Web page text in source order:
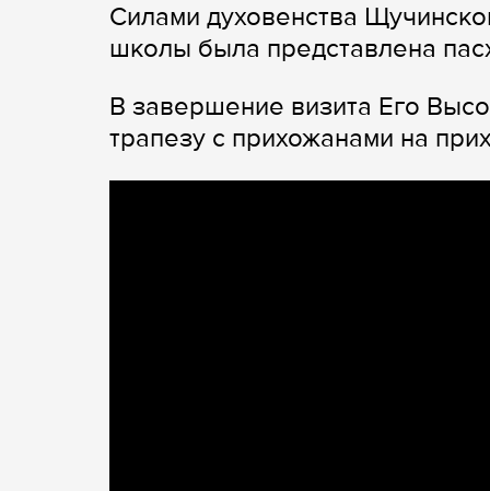
Силами духовенства
школы была представлена
В завершение визита Его
трапезу с прихожанами на